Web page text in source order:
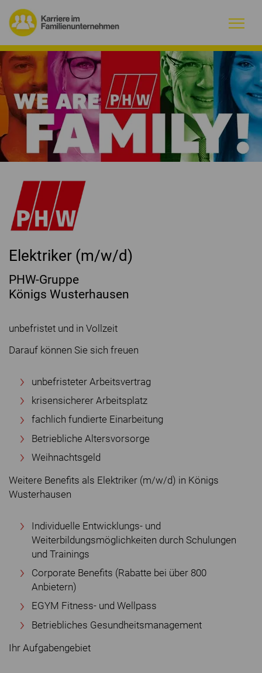
Warum Familienunternehmen?
Firmenprofile
Jobs
Magazin
Initiative
Kontakt
Elektriker (m/w/d)
PHW-Gruppe
Königs Wusterhausen
unbefristet und in Vollzeit
Darauf können Sie sich freuen
unbefristeter Arbeitsvertrag
krisensicherer Arbeitsplatz
fachlich fundierte Einarbeitung
Betriebliche Altersvorsorge
Weihnachtsgeld
Weitere Benefits als Elektriker (m/w/d) in Königs
Wusterhausen
Individuelle Entwicklungs- und
Weiterbildungsmöglichkeiten durch Schulungen
und Trainings
Corporate Benefits (Rabatte bei über 800
Anbietern)
EGYM Fitness- und Wellpass
Betriebliches Gesundheitsmanagement
Ihr Aufgabengebiet